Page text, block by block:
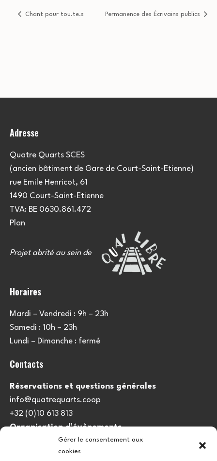
Gérer le consentement aux
cookies
Chant pour tou.te.s Permanence des Écrivains publics
Adresse
Quatre Quarts SCES
(ancien bâtiment de Gare de Court-Saint-Etienne)
rue Emile Henricot, 61
1490 Court-Saint-Etienne
TVA: BE 0630.861.472
Plan
Projet abrité au sein de
Horaires
Mardi – Vendredi : 9h – 23h
Samedi : 10h – 23h
Lundi – Dimanche : fermé
Contacts
Réservations et questions générales
info@quatrequarts.coop
+32 (0)10 613 813
Organisation d’évènements
viedulieu@quatrequarts.coop